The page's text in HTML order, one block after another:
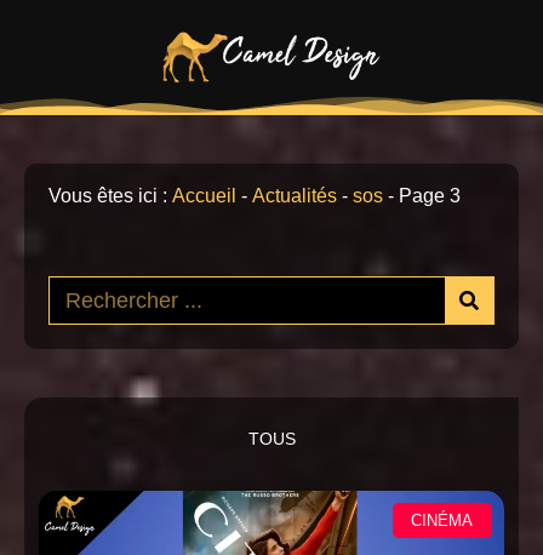
Vous êtes ici : Accueil - Actualités - sos - Page 3
TOUS
CINÉMA